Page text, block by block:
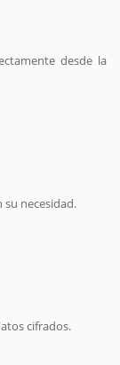
desde la
su necesidad.
cifrados.